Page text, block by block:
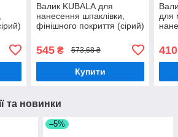
Валик KUBALА для
нанесення шпаклівки,
фінішного покриття (сірий)
комплекті
545₴ 573,68 ₴
Купити
для
410
та новинки
–5%